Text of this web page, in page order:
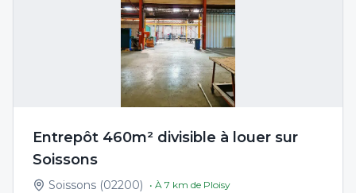
Entrepôt 460m² divisible à louer sur
Soissons
Soissons (02200) • À 7 km de Ploisy